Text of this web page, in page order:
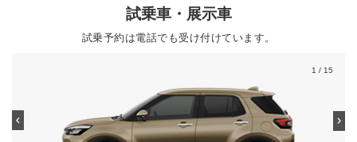
試乗車・展示車
試乗予約は電話でも受け付けています。
1 / 15